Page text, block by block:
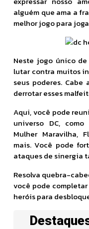
alguém que ama a
melhor jogo para
Neste jogo único
lutar contra muitos
seus poderes.
derrotar esses
Aqui, você pode
universo DC, como
Mulher Maravilha,
mais. Você pode
ataques de sinergia
Resolva quebra-
você pode
heróis para